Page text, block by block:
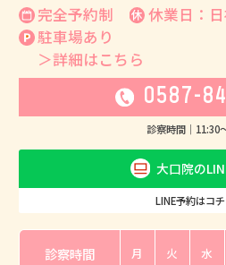
完全予約制
休業日：
駐車場あり
＞詳細はこちら
0587-
診察時間｜ 11:30
大口院の
LINE予約はコ
診察時間 月 火 水